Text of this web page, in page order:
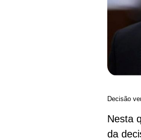
Decisão
Nesta
da